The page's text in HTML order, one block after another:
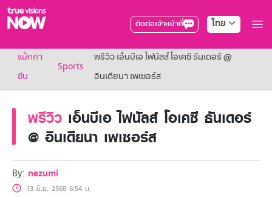
ติดต่อเจ้าหน้าที่ ไทย
True AF2026
แพ็กเกจ
NOW SPORTS
NOW Muay Thai
แพ็กเกจทรูวิชันส์นาวทั้งหมด
เคเบิลและจานดาวเทียม
สิทธิพิเศษ
สิทธิพิเศษลูกค้าทรูวิชั่นส์
Showtime
แม็กกา
ซีน
Sports
พรีวิว เอ็นบีเอ ไฟนัลส์ โอเคซี ธันเดอร์ @
อินเดียนา เพเซอร์ส
พรีวิว เอ็นบีเอ ไฟนัลส์ โอเคซี ธันเดอร์
@ อินเดียนา เพเซอร์ส
By: nezumi
13 มิ.ย. 2568 6:54 น.